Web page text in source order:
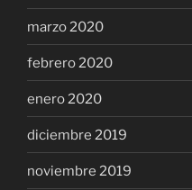
marzo 2020
febrero 2020
enero 2020
diciembre 2019
noviembre 2019